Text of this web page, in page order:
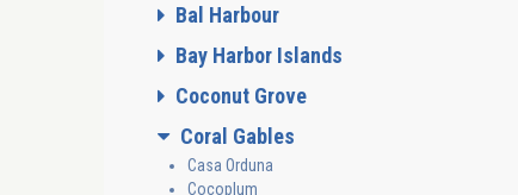
Bal Harbour
Bay Harbor Islands
Coconut Grove
Coral Gables
Casa Orduna
Cocoplum